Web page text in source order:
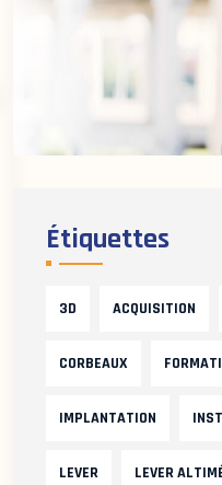
Étiquettes
3D ACQUISITION
CORBEAUX
IMPLANTATION
LEVER LEVER